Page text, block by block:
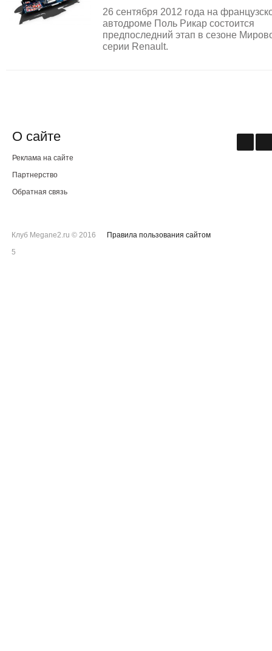
26 сентября 2012 года на
автодроме Поль Рикар состоится
предпоследний этап в сезоне
серии Renault.
О сайте
Реклама на сайте
Партнерство
Обратная связь
Клуб Megane2.ru © 2016
Правила пользования сайтом
5